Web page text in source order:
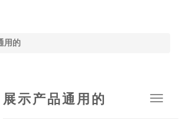
用的
展示产品通用的